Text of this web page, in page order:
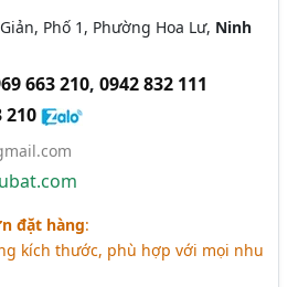
Phố 1, Phường Hoa Lư, Ninh
663 210,0942 832 111
210
đặt hàng:
kích thước, phù hợp với mọi nhu